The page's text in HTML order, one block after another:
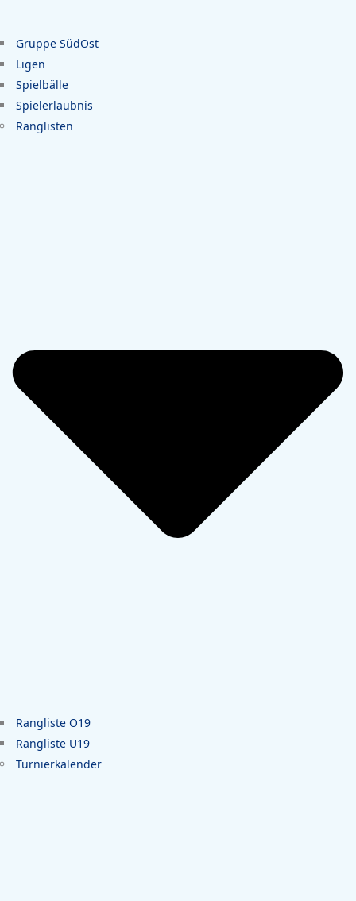
Gruppe SüdOst
Ligen
Spielbälle
Spielerlaubnis
Ranglisten
Rangliste O19
Rangliste U19
Turnierkalender